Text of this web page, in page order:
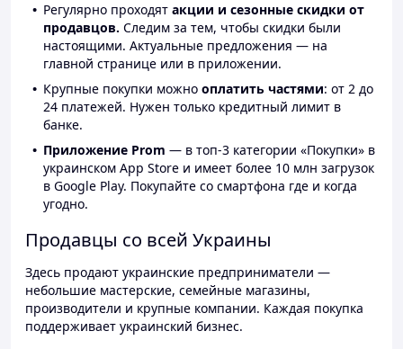
Регулярно проходят акции и сезонные скидки от
продавцов. Следим за тем, чтобы скидки были
настоящими. Актуальные предложения — на
главной странице или в приложении.
Крупные покупки можно оплатить частями: от 2 до
24 платежей. Нужен только кредитный лимит в
банке.
Приложение Prom — в топ-3 категории «Покупки» в
украинском App Store и имеет более 10 млн загрузок
в Google Play. Покупайте со смартфона где и когда
угодно.
Продавцы со всей Украины
Здесь продают украинские предприниматели —
небольшие мастерские, семейные магазины,
производители и крупные компании. Каждая покупка
поддерживает украинский бизнес.